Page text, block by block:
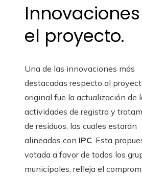
el proyecto.
Una de las innovaciones más
destacadas respecto al
original fue la actualización de
actividades de registro y
de residuos, las cuales estarán
alineadas con IPC . Esta
votada a favor de todos los
municipales, refleja el